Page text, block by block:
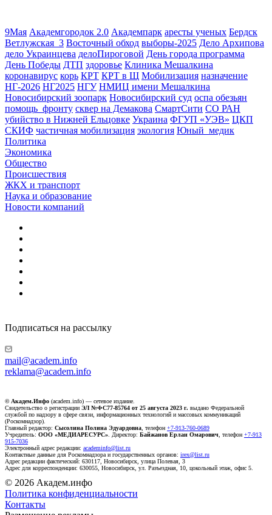
9Мая Академгородок 2.0 Академпарк аресты ученых Бердск
Ветлужская_3 Восточный обход выборы-2025 Дело Архипова
дело Украинцева делоПироговой День города программа
День Победы ДТП здоровье Клиника Мешалкина
коронавирус корь КРТ КРТ в Щ Мобилизация назначение
НГ-2026 НГ2025 НГУ НМИЦ имени Мешалкина
Новосибирский зоопарк Новосибирский суд оспа обезьян
помощь_фронту сквер на Демакова СмартСити СО РАН
убийство в Нижней Ельцовке Украина ФГУП «УЭВ» ЦКП
СКИФ частичная мобилизация экология Юный_медик
Политика
Экономика
Общество
Происшествия
ЖКХ и транспорт
Наука и образование
Новости компаний
Подписаться на рассылку
mail@academ.info
reklama@academ.info
© Академ.Инфо (academ.info) — сетевое издание.
Свидетельство о регистрации ЭЛ №ФС77-85764 от 25 августа 2023 г. выдано Федеральной
службой по надзору в сфере связи, информационных технологий и массовых коммуникаций
(Роскомнадзор).
Главный редактор: Сысолина Полина Эдуардовна , телефон +7-913-760-0689
Учредитель: ООО «МЕДИАРЕСУРС» . Директор: Байжанов Ерлан Омарович , телефон +7-913
915-7036
Электронный адрес редакции: academinfo@list.ru
Контактные данные для Роскомнадзора и государственных органов: irex@list.ru
Адрес редакции фактический: 630117, Новосибирск, улица Полевая, 3
Адрес для корреспонденции: 630055, Новосибирск, ул. Разъездная, 10, цокольный этаж, офис 5.
© 2026 Академ.инфо
Политика конфиденциальности
Контакты